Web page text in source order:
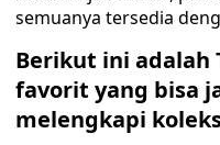
semuanya tersedia
Berikut ini adalah
favorit yang bisa
melengkapi